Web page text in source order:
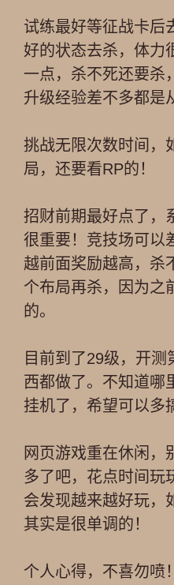
试练最好等征战卡后
好的状态去杀，体力
一点，杀不死还要杀
升级经验差不多都是
挑战无限次数时间，
局，还要看RP的！
招财前期最好点了，
很重要！竞技场可以
越前面奖励越高，杀
个布局再杀，因为之
的。
目前到了29级，开
西都做了。不知道哪
挂机了，希望可以多
网页游戏重在休闲，
多了吧，花点时间玩
会发现越来越好玩，
其实是很单调的！
个人心得，不喜勿喷！